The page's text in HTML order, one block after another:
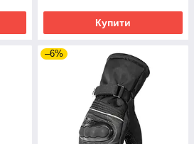
Купити
–6%